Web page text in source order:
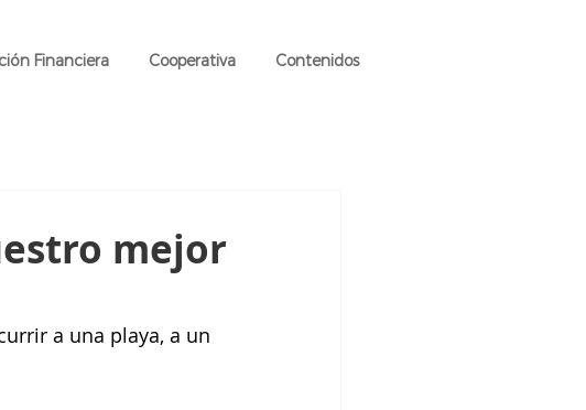
Financiera Cooperativa Contenidos
mejor
a una playa, a un